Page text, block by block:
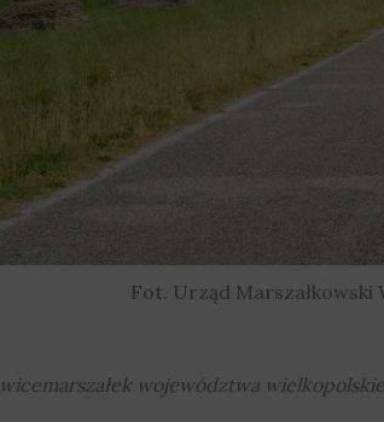
Fot. Urząd
wicemarszałek województwa